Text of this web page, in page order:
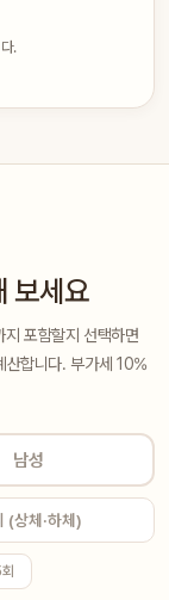
.
보세요
포함할지 선택하면
산합니다. 부가세 10%
남성
(상체·하체)